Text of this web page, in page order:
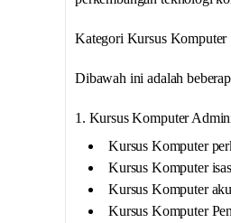
Kategori Kursus Komputer
Dibawah ini adalah
1. Kursus Komputer
Kursus Komputer
Kursus Komputer
Kursus Komputer
Kursus Komputer